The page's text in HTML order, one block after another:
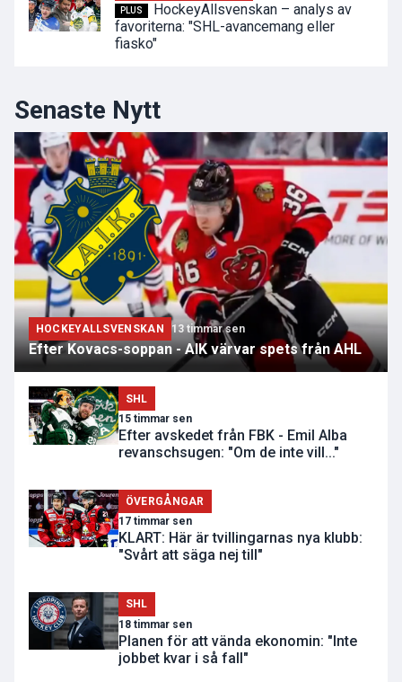
PLUS
HockeyAllsvenskan – analys av
favoriterna: "SHL-avancemang eller
fiasko"
Senaste Nytt
HOCKEYALLSVENSKAN 13 timmar sen
Efter Kovacs-soppan - AIK värvar spets från AHL
SHL
15 timmar sen
Efter avskedet från FBK - Emil Alba
revanschsugen: "Om de inte vill..."
ÖVERGÅNGAR
17 timmar sen
KLART: Här är tvillingarnas nya klubb:
"Svårt att säga nej till"
SHL
18 timmar sen
Planen för att vända ekonomin: "Inte
jobbet kvar i så fall"